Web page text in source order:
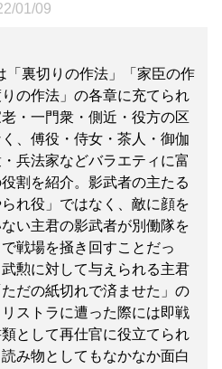
01/09
「裏切りの作法」「家臣の作
の作法」の各章に充てられ
・一門衆・側近・役方の区
、傅役・侍女・茶人・御伽
兵法家などバラエティに富
割を紹介。影武者の主たる
れ役」ではなく、敵に顔を
い主君の影武者が別働隊を
戦場を掻き回すことだっ
勲に対して与えられる主君
だの紙切れで済ませた」の
ストラに遭った際には即戦
として再仕官に役立てられ
み物としてもなかなか面白